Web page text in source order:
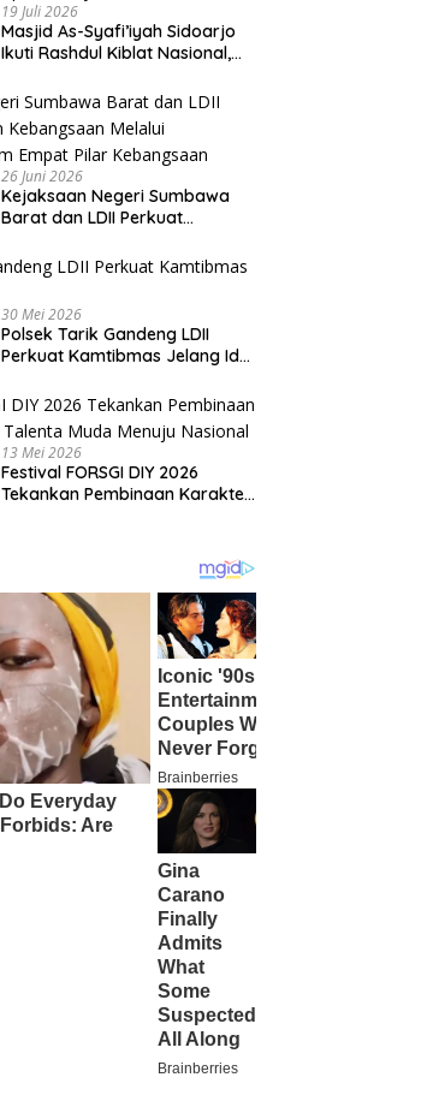
19 Juli 2026
Masjid As-Syafi’iyah Sidoarjo
Ikuti Rashdul Kiblat Nasional,
Kiblat
26 Juni 2026
Kejaksaan Negeri Sumbawa
Barat dan LDII Perkuat
Penyuluhan Hukum Empat Pilar
Kebangsaan
30 Mei 2026
Polsek Tarik Gandeng LDII
Perkuat Kamtibmas Jelang Idul
13 Mei 2026
Festival FORSGI DIY 2026
Tekankan Pembinaan Karakter,